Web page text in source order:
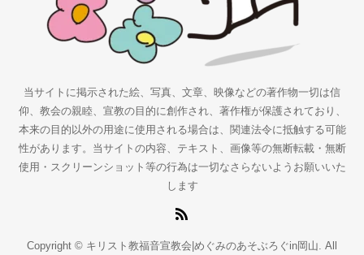
当サイトに掲示された絵、写真、文章、映像などの著作物一切は信
仰、教会の親睦、宣教の目的に創作され、著作権が保護されており、
本来の目的以外の用途に使用される場合は、関連法令に抵触する可能
性があります。当サイトの内容、テキスト、画像等の無断転載・無断
使用・スクリーンショット等の行為は一切なさらないようお願いいた
します
Copyright © キリスト教福音宣教会|めぐみのあそぶろぐin岡山. All